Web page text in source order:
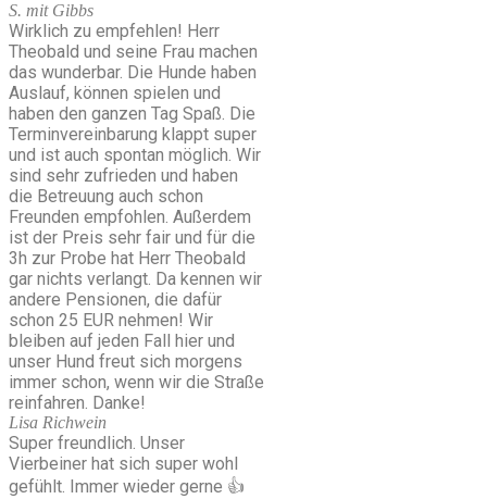
S. mit Gibbs
Wirklich zu empfehlen! Herr
Theobald und seine Frau machen
das wunderbar. Die Hunde haben
Auslauf, können spielen und
haben den ganzen Tag Spaß. Die
Terminvereinbarung klappt super
und ist auch spontan möglich. Wir
sind sehr zufrieden und haben
die Betreuung auch schon
Freunden empfohlen. Außerdem
ist der Preis sehr fair und für die
3h zur Probe hat Herr Theobald
gar nichts verlangt. Da kennen wir
andere Pensionen, die dafür
schon 25 EUR nehmen! Wir
bleiben auf jeden Fall hier und
unser Hund freut sich morgens
immer schon, wenn wir die Straße
reinfahren. Danke!
Lisa Richwein
Super freundlich. Unser
Vierbeiner hat sich super wohl
gefühlt. Immer wieder gerne 👍